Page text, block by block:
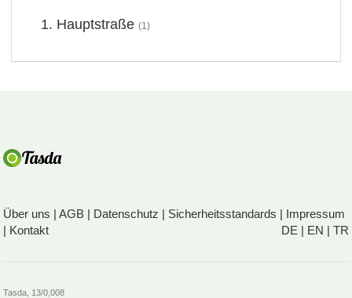
Hauptstraße (1)
Über uns |AGB Datenschutz Sicherheitsstandards
Impressum
Kontakt DE| EN TR
Tasda, 13/0,008